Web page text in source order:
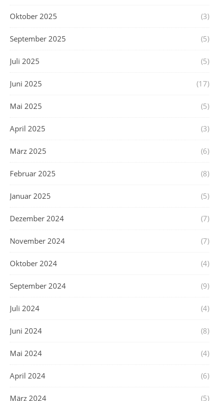
Oktober 2025 (3)
September 2025 (5)
Juli 2025 (5)
Juni 2025 (17)
Mai 2025 (5)
April 2025 (3)
März 2025 (6)
Februar 2025 (8)
Januar 2025 (5)
Dezember 2024 (7)
November 2024 (7)
Oktober 2024 (4)
September 2024 (9)
Juli 2024 (4)
Juni 2024 (8)
Mai 2024 (4)
April 2024 (6)
März 2024 (5)